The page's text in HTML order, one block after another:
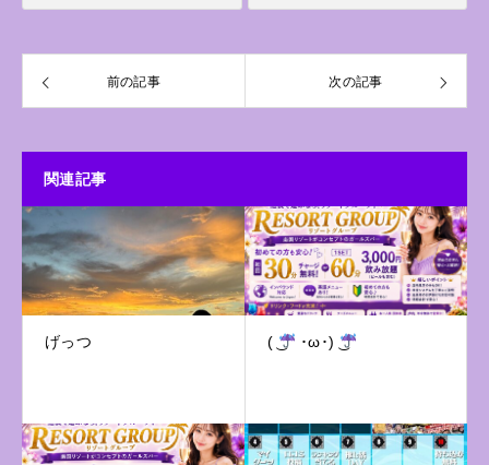
前の記事 次の記事
関連記事
げっつ ( ͜ ･ω･) ͜